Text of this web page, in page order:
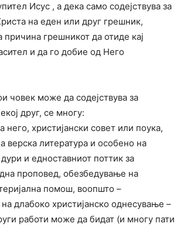
Исус , а дека само содејствува за
на еден или друг грешник,
причина грешникот да отиде кај
и да го добие од Него
човек може да содејствува за
друг, се многу:
него, христијански совет или поука,
верска литература и особено на
и едноставниот поттик за
проповед, обезбедување на
помош, воопшто –
длабоко христијанско однесување –
работи може да бидат (и многу пати